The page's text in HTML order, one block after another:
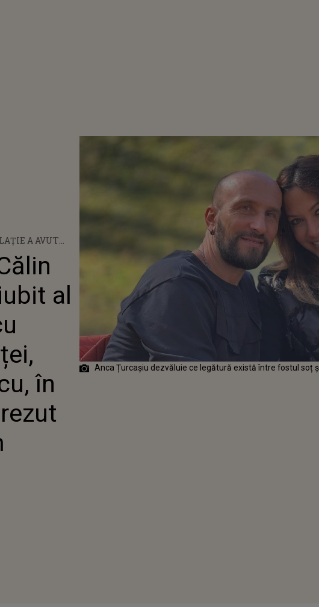
A AVUT
IUBIT AL
ȚURCAȘIU, CU
SOȚ AL
CRISTIAN
„N-AM FI
NICIODATĂ CĂ
SĂ FIM
al
în
Anca Țurcașiu dezvăluie ce legătură există între fostul soț